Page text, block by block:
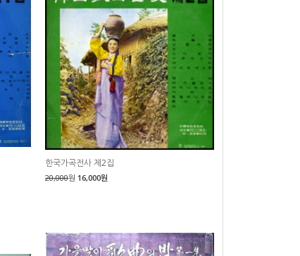
한국가곡전사 제2집
20,000원 16,000원